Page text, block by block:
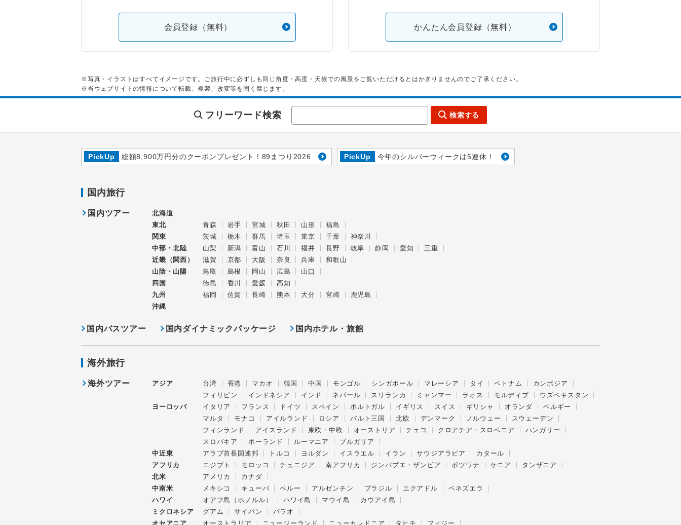
会員登録（無料） かんたん会員登録（無料）
※写真・イラストはすべてイメージです。ご旅行中に必ずしも同じ角度・高度・天候での風景をご覧いただけるとはかぎりませんのでご了承ください。
※当ウェブサイトの情報について転載、複製、改変等を固く禁じます。
フリーワード検索 検索する
PickUp 総額8,900万円分のクーポンプレゼント！89まつり2026 PickUp 今年のシルバーウィークは5連休！
国内旅行
国内ツアー
北海道
東北
青森 岩手 宮城 秋田 山形
福島
関東
茨城 栃木 群馬 埼玉 東京 千葉
神奈川
中部・北陸
山梨 新潟 富山 石川 福井 長野 岐阜 静岡 愛知
三重
近畿（関西）
滋賀 京都 大阪 奈良 兵庫
和歌山
山陰・山陽
鳥取 島根 岡山 広島
山口
四国
徳島 香川 愛媛
高知
九州
福岡 佐賀 長崎 熊本 大分 宮崎
鹿児島
沖縄
国内バスツアー 国内ダイナミックパッケージ 国内ホテル・旅館
海外旅行
海外ツアー アジア 台湾 香港 マカオ 韓国 中国 モンゴル シンガポール マレーシア タイ ベトナム
カンボジア
フィリピン
インドネシア インド ネパール スリランカ ミャンマー ラオス モルディブ
ウズベキスタン
ヨーロッパ
イタリア フランス ドイツ スペイン ポルトガル イギリス スイス ギリシャ オランダ
ベルギー
マルタ
モナコ アイルランド ロシア バルト三国 北欧 デンマーク ノルウェー
スウェーデン
フィンランド
アイスランド 東欧・中欧 オーストリア チェコ クロアチア・スロベニア
ハンガリー
スロバキア
ポーランド ルーマニア
ブルガリア
中近東
アラブ首長国連邦 トルコ ヨルダン イスラエル イラン サウジアラビア
カタール
アフリカ
エジプト モロッコ チュニジア 南アフリカ ジンバブエ・ザンビア ボツワナ ケニア
タンザニア
北米
アメリカ
カナダ
中南米
メキシコ キューバ ペルー アルゼンチン ブラジル エクアドル
ベネズエラ
ハワイ
オアフ島（ホノルル） ハワイ島 マウイ島
カウアイ島
ミクロネシア
グアム サイパン
パラオ
オセアニア
オーストラリア ニュージーランド ニューカレドニア タヒチ フィジー